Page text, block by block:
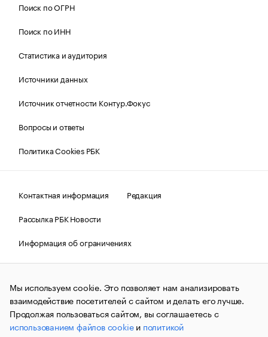
Поиск по ОГРН
Поиск по ИНН
Статистика и аудитория
Источники данных
Источник отчетности Контур.Фокус
Вопросы и ответы
Политика Cookies РБК
Контактная информация
Редакция
Рассылка РБК Новости
Информация об ограничениях
Правовая информация
О соблюдении авторских прав
© АО «РОСБИЗНЕСКОНСАЛТИНГ»,1995–2026.Сообщения
и материалы информационного агентства «РБК»
(зарегистрировано Федеральной службой по надзору в сфере
связи, информационных технологий и массовых
коммуникаций (Роскомнадзор) 09.12.2015 за номером ИА
Мы используем cookie. Это позволяет нам анализировать
взаимодействие посетителей с сайтом и делать его лучше.
Продолжая пользоваться сайтом, вы соглашаетесь с
использованием файлов cookieи политикой